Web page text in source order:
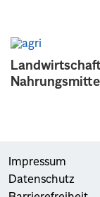
Impressum
Datenschutz